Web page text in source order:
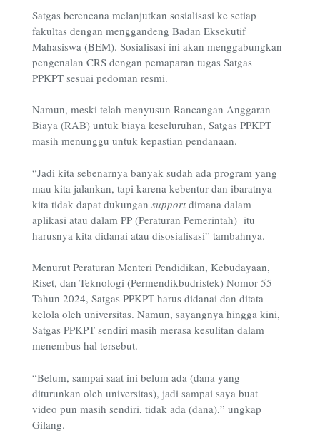
Satgas berencana melanjutkan sosialisasi ke setiap
fakultas dengan menggandeng Badan Eksekutif
Mahasiswa (BEM). Sosialisasi ini akan menggabungkan
pengenalan CRS dengan pemaparan tugas Satgas
PPKPT sesuai pedoman resmi.
Namun, meski telah menyusun Rancangan Anggaran
Biaya (RAB) untuk biaya keseluruhan, Satgas PPKPT
masih menunggu untuk kepastian pendanaan.
“Jadi kita sebenarnya banyak sudah ada program yang
mau kita jalankan, tapi karena kebentur dan ibaratnya
kita tidak dapat dukungan supportdimana dalam
aplikasi atau dalam PP (Peraturan Pemerintah) itu
harusnya kita didanai atau disosialisasi” tambahnya.
Menurut Peraturan Menteri Pendidikan, Kebudayaan,
Riset, dan Teknologi (Permendikbudristek) Nomor 55
Tahun 2024, Satgas PPKPT harus didanai dan ditata
kelola oleh universitas. Namun, sayangnya hingga kini,
Satgas PPKPT sendiri masih merasa kesulitan dalam
menembus hal tersebut.
“Belum, sampai saat ini belum ada (dana yang
diturunkan oleh universitas), jadi sampai saya buat
video pun masih sendiri, tidak ada (dana),” ungkap
Gilang.